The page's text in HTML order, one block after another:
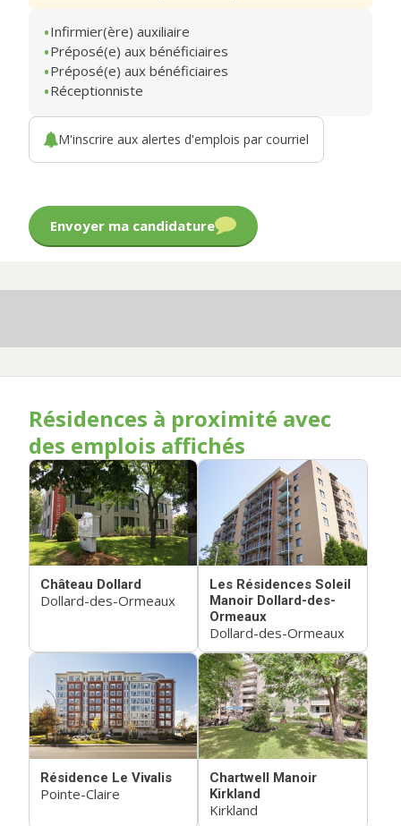
Infirmier(ère) auxiliaire
Préposé(e) aux bénéficiaires
Préposé(e) aux bénéficiaires
Réceptionniste
M'inscrire aux alertes d'emplois par courriel
Envoyer ma candidature
Résidences à proximité avec
des emplois affichés
Château Dollard
Dollard-des-Ormeaux
Les Résidences Soleil
Manoir Dollard-des-
Ormeaux
Dollard-des-Ormeaux
Résidence Le Vivalis
Pointe-Claire
Chartwell Manoir
Kirkland
Kirkland